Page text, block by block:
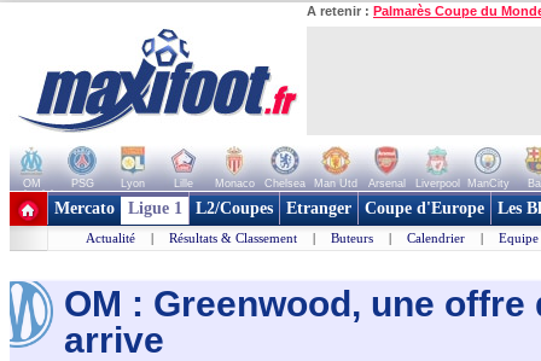
A retenir : Palmarès Coupe du
OM PSG Lyon Lille Monaco Chelsea Man Utd Arsenal Liverpool ManCity
+ de clubs
Mercato Ligue 1 L2/Coupes Etranger Coupe d'Europe Les
Actualité | Résultats & Classement | Buteurs | Calendrier | Equipe
OM : Greenwood, une offre
arrive